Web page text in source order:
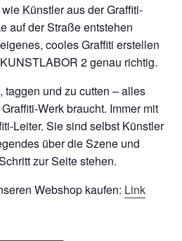
Künstler aus der Graffiti-
auf der Straße entstehen
cooles Graffiti erstellen
2 genau richtig.
taggen und zu cutten – alles
Werk braucht. Immer mit
Leiter. Sie sind selbst Künstler
über die Szene und
zur Seite stehen.
Webshop kaufen: Link